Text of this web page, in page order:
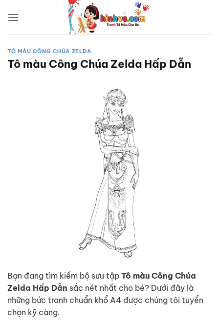
qua
TÔ MÀU CÔNG CHÚA ZELDA
Tô màu Công Chúa Zelda Hấp Dẫn
Bạn đang tìm kiếm bộ sưu tập Tô màu Công Chúa
Zelda Hấp Dẫn sắc nét nhất cho bé? Dưới đây là
những bức tranh chuẩn khổ A4 được chúng tôi tuyển
chọn kỹ càng.